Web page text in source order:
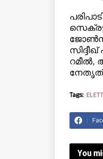
Tags:
You